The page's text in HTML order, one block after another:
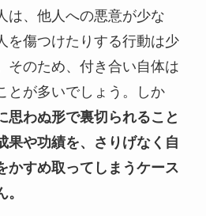
は、他人への悪意が少な
を傷つけたりする行動は少
そのため、付き合い自体は
とが多いでしょう。しか
思わぬ形で裏切られること
果や功績を、さりげなく自
かすめ取ってしまうケース